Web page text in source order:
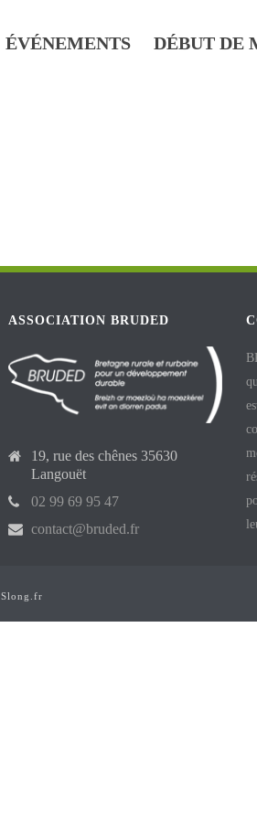
ÉVÉNEMENTS DÉBUT DE
ASSOCIATION BRUDED
19, rue des chênes 35630
Langouët
02 99 69 95 47
contact@bruded.fr
Slong.fr